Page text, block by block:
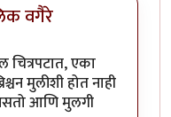
वगैरे
एका
मुलीशी होत नाही
आणि मुलगी